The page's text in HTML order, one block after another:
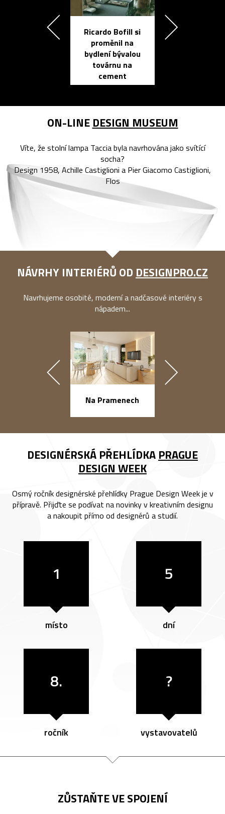
Ricardo Bofill si
proměnil na
bydlení bývalou
továrnu na
cement
ON-LINE DESIGN MUSEUM
Víte, že stolní lampa Taccia byla navrhována jako svítící
socha?
Design 1958, Achille Castiglioni a Pier Giacomo Castiglioni,
Flos
NÁVRHY INTERIÉRŮ OD DESIGNPRO.CZ
Navrhujeme osobité, moderní a nadčasové interiéry s
nápadem...
Na Pramenech
DESIGNÉRSKÁ PŘEHLÍDKA PRAGUE
DESIGN WEEK
Osmý ročník designérské přehlídky Prague Design Week je v
přípravě. Přijďte se podívat na novinky v kreativním designu
a nakoupit přímo od designérů a studií.
1
místo
5
dní
8.
ročník
?
vystavovatelů
ZŮSTAŇTE VE SPOJENÍ